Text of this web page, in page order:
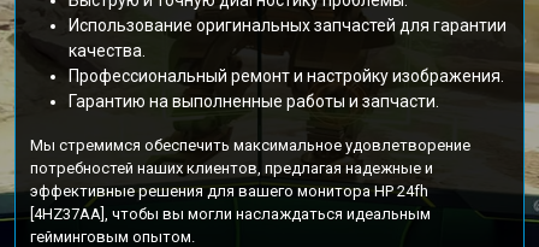
Использование оригинальных запчастей для гарантии
качества.
Профессиональный ремонт и настройку изображения.
Гарантию на выполненные работы и запчасти.
Мы стремимся обеспечить максимальное удовлетворение
потребностей наших клиентов, предлагая надежные и
эффективные решения для вашего монитора HP 24fh
[4HZ37AA], чтобы вы могли наслаждаться идеальным
гейминговым опытом.